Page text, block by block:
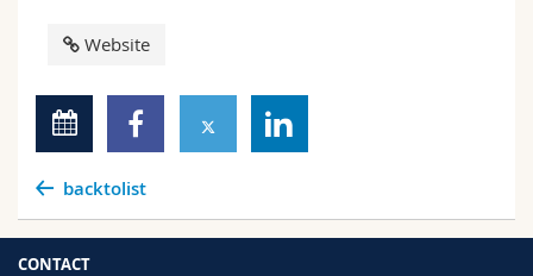
Website
backtolist
CONTACT